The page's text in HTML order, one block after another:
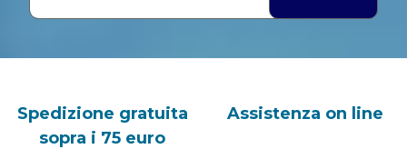
Spedizione gratuita
sopra i 75 euro
Assistenza on line